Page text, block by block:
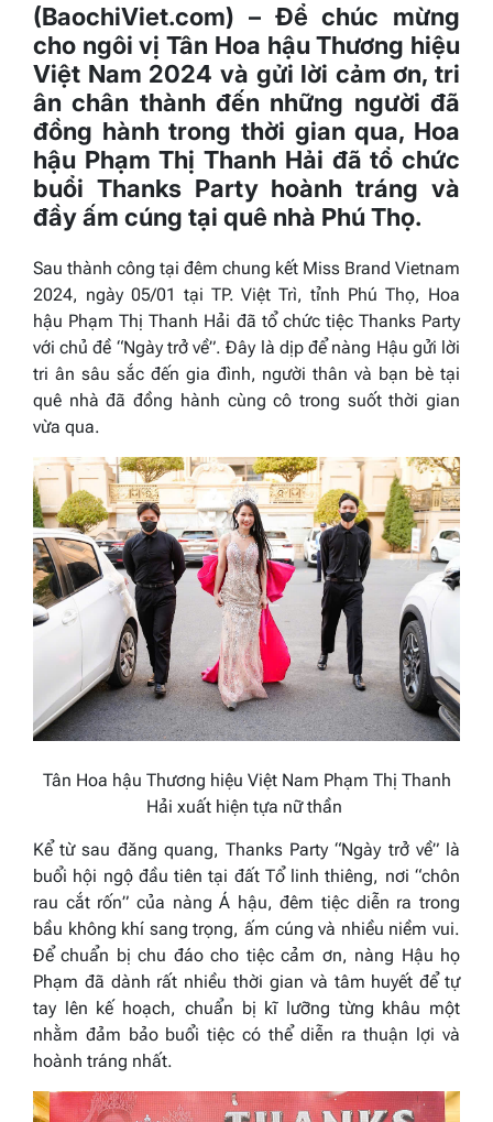
(BaochiViet.com) – Để chúc mừng
cho ngôi vị Tân Hoa hậu Thương hiệu
Việt Nam 2024 và gửi lời cảm ơn, tri
ân chân thành đến những người đã
đồng hành trong thời gian qua, Hoa
hậu Phạm Thị Thanh Hải đã tổ chức
buổi Thanks Party hoành tráng và
đầy ấm cúng tại quê nhà Phú Thọ.
Sau thành công tại đêm chung kết Miss Brand Vietnam
2024, ngày 05/01 tại TP. Việt Trì, tỉnh Phú Thọ, Hoa
hậu Phạm Thị Thanh Hải đã tổ chức tiệc Thanks Party
với chủ đề “Ngày trở về”. Đây là dịp để nàng Hậu gửi lời
tri ân sâu sắc đến gia đình, người thân và bạn bè tại
quê nhà đã đồng hành cùng cô trong suốt thời gian
vừa qua.
Tân Hoa hậu Thương hiệu Việt Nam Phạm Thị Thanh
Hải xuất hiện tựa nữ thần
Kể từ sau đăng quang, Thanks Party “Ngày trở về” là
buổi hội ngộ đầu tiên tại đất Tổ linh thiêng, nơi “chôn
rau cắt rốn” của nàng Á hậu, đêm tiệc diễn ra trong
bầu không khí sang trọng, ấm cúng và nhiều niềm vui.
Để chuẩn bị chu đáo cho tiệc cảm ơn, nàng Hậu họ
Phạm đã dành rất nhiều thời gian và tâm huyết để tự
tay lên kế hoạch, chuẩn bị kĩ lưỡng từng khâu một
nhằm đảm bảo buổi tiệc có thể diễn ra thuận lợi và
hoành tráng nhất.